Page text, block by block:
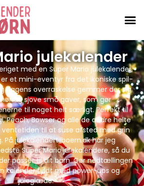
julekalender
med en Super Mario julekalender,
et mini-eventyr fra det ikoniske spil-
dagens overraskelse gemmer der sig
og sjove små gaver, som gør
til noget helt særligt. Perfekt til
Peach, Bowser og alle de andre helte
ventetiden til at suse afsted med grin
julekalendertilboern.dk har jeg
Super Mario julekalendere, så du
passer til dit barn. Gør nedtællingen
kalender fyldt med power-ups og
juleglæde.